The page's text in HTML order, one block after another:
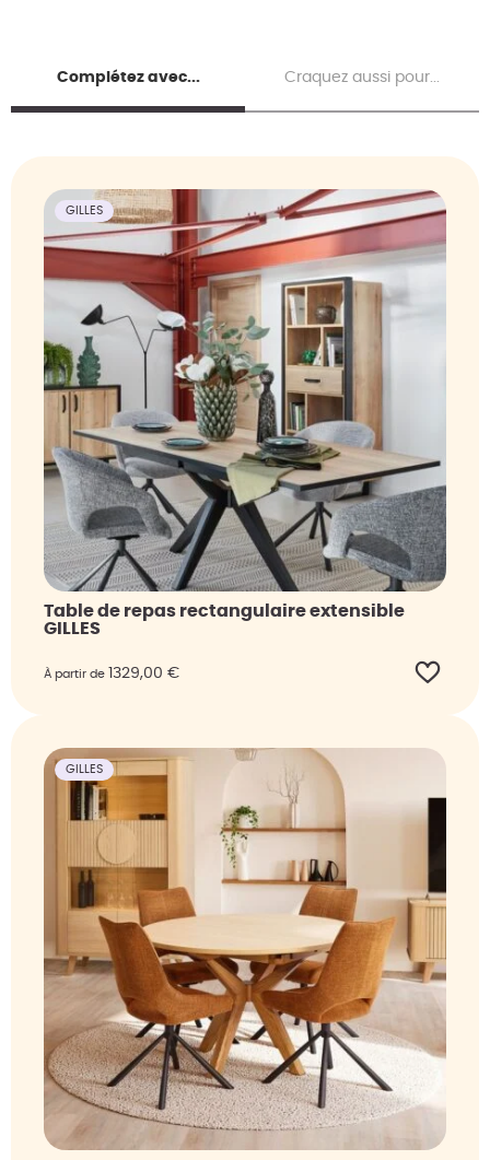
Complétez avec... Craquez aussi pour...
GILLES
Table de repas rectangulaire extensible
GILLES
À partir de 1329,00 €
GILLES